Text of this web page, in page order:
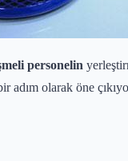
personelin
adım olarak öne